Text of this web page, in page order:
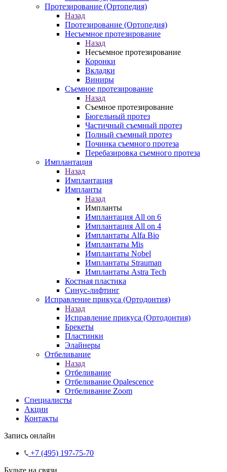
Протезирование (Ортопедия)
Назад
Протезирование (Ортопедия)
Несъемное протезирование
Назад
Несъемное протезирование
Коронки
Вкладки
Виниры
Съемное протезирование
Назад
Съемное протезирование
Бюгельный протез
Частичный съемный протез
Полный съемный протез
Починка съемного протеза
Перебазировка съемного протеза
Имплантация
Назад
Имплантация
Импланты
Назад
Импланты
Имплантация All on 6
Имплантация All on 4
Имплантаты Alfa Bio
Имплантаты Mis
Имплантаты Nobel
Имплантаты Strauman
Имплантаты Astra Tech
Костная пластика
Синус-лифтинг
Исправление прикуса (Ортодонтия)
Назад
Исправление прикуса (Ортодонтия)
Брекеты
Пластинки
Элайнеры
Отбеливание
Назад
Отбеливание
Отбеливание Opalescence
Отбеливание Zoom
Специалисты
Акции
Контакты
Запись онлайн
+7 (495) 197-75-70
Будьте на связи